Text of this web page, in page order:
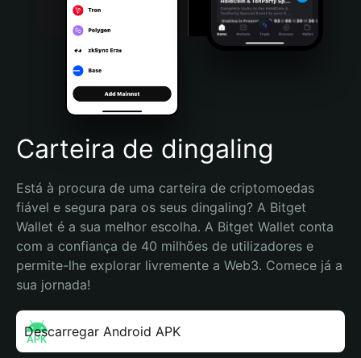
Português (Brasil)
Español (Argentina)
Carteira de dingaling
Está à procura de uma carteira de criptomoedas
fiável e segura para os seus dingaling? A Bitget
Wallet é a sua melhor escolha. A Bitget Wallet conta
com a confiança de 40 milhões de utilizadores e
permite-lhe explorar livremente a Web3. Comece já a
sua jornada!
Descarregar Android APK